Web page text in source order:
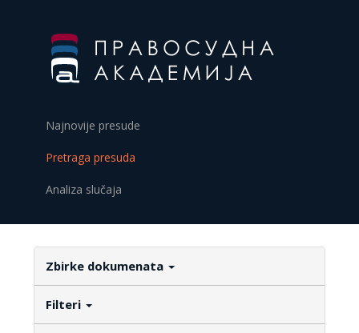
Najnovije presude
Pretraga presuda
Analiza slučaja
Zbirke dokumenata
Filteri